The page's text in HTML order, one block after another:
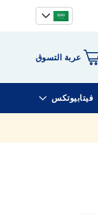
عربة التسوق
فيتابيوتكس